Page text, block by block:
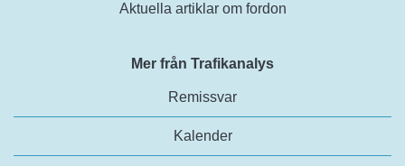
Aktuella artiklar om fordon
Mer från Trafikanalys
Remissvar
Kalender